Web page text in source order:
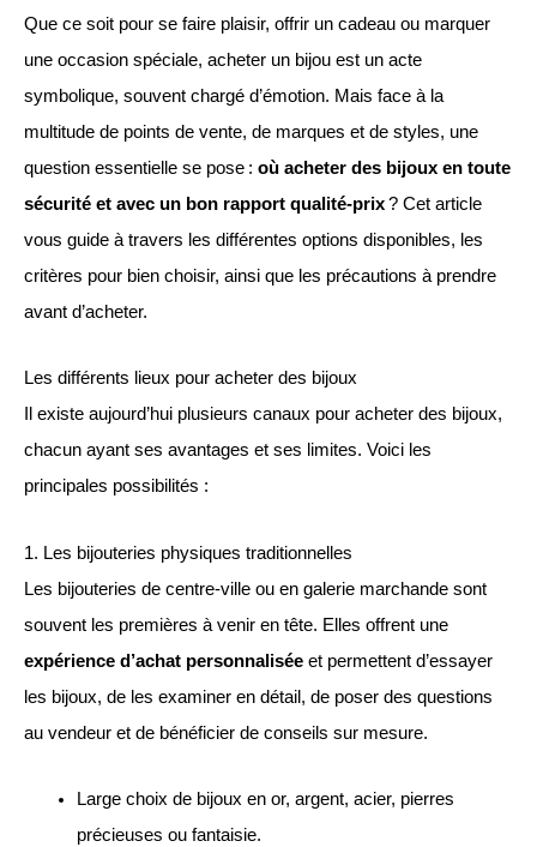
Que ce soit pour se faire plaisir, offrir un cadeau ou marquer
une occasion spéciale, acheter un bijou est un acte
symbolique, souvent chargé d’émotion. Mais face à la
multitude de points de vente, de marques et de styles, une
question essentielle se pose : où acheter des bijoux en toute
sécurité et avec un bon rapport qualité-prix? Cet article
vous guide à travers les différentes options disponibles, les
critères pour bien choisir, ainsi que les précautions à prendre
avant d’acheter.
Les différents lieux pour acheter des bijoux
Il existe aujourd’hui plusieurs canaux pour acheter des bijoux,
chacun ayant ses avantages et ses limites. Voici les
principales possibilités :
1. Les bijouteries physiques traditionnelles
Les bijouteries de centre-ville ou en galerie marchande sont
souvent les premières à venir en tête. Elles offrent une
expérience d’achat personnalisée et permettent d’essayer
les bijoux, de les examiner en détail, de poser des questions
au vendeur et de bénéficier de conseils sur mesure.
Large choix de bijoux en or, argent, acier, pierres
précieuses ou fantaisie.